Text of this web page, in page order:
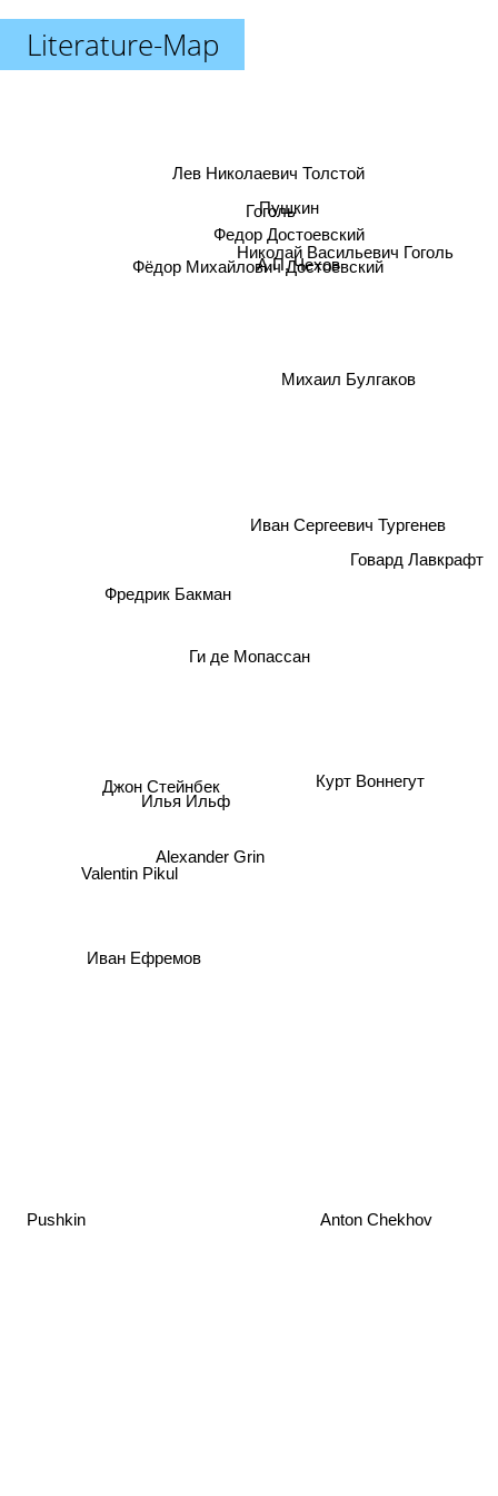
Literature-Map
Ги де Мопассан
Alexander Grin
Илья Ильф
Фредрик Бакман
Джон Стейнбек
Иван Ефремов
Говард Лавкрафт
А.П. Чехов
Лев Николаевич Толстой
Фёдор Михайлович Достоевский
Гоголь
Михаил Булгаков
Николай Васильевич Гоголь
Пушкин
Федор Достоевский
Pushkin Anton Chekhov